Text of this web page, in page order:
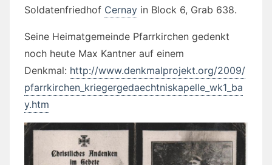
Soldatenfriedhof Cernay in Block 6, Grab 638.
Seine Heimatgemeinde Pfarrkirchen gedenkt
noch heute Max Kantner auf einem
Denkmal: http://www.denkmalprojekt.org/2009/
pfarrkirchen_kriegergedaechtniskapelle_wk1_ba
y.htm